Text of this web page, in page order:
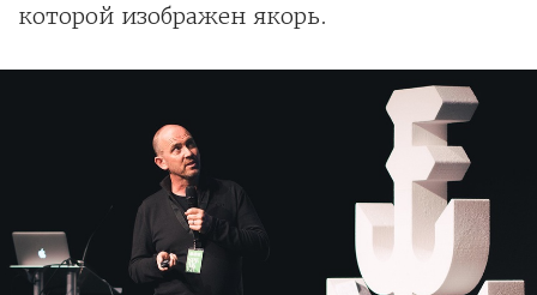
которой изображен якорь.